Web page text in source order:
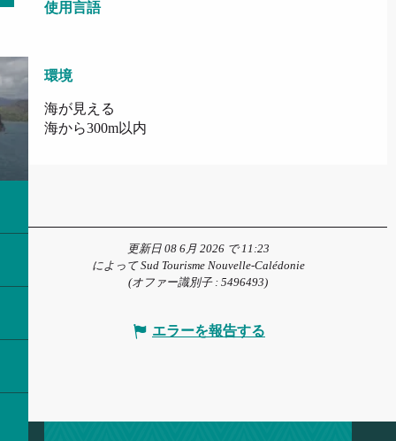
使用言語
使用言語
環境
環境
海が見える
海から300m以内
更新日 08 6月 2026 で 11:23
によって Sud Tourisme Nouvelle-Calédonie
(オファー識別子 : 5496493)
エラーを報告する